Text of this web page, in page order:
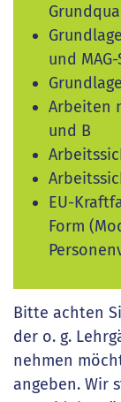
und
Arbeiten
und B
EU-
Form
Bitte achten
der o. g.
nehmen
angeben. Wir